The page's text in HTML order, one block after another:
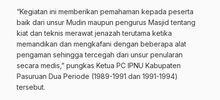
“Kegiatan ini memberikan pemahaman kepada peserta
baik dari unsur Mudin maupun pengurus Masjid tentang
kiat dan teknis merawat jenazah terutama ketika
memandikan dan mengkafani dengan beberapa alat
pengaman sehingga tercegah dari unsur penularan
secara medis,” pungkas Ketua PC IPNU Kabupaten
Pasuruan Dua Periode (1989-1991 dan 1991-1994)
tersebut.